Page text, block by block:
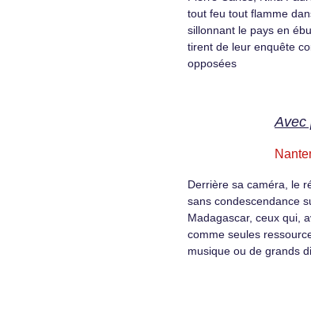
tout feu tout flamme
sillonnant le pays en
tirent de leur enquête
opposées
Avec
Derrière sa caméra, le
sans condescendance
Madagascar, ceux qui,
comme seules
musique ou de grands